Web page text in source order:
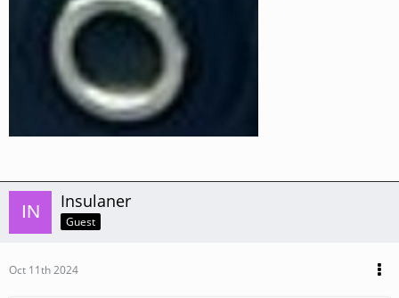
Insulaner
Guest
Oct 11th 2024